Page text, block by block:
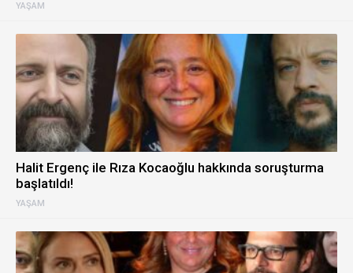
YAŞAM
YAŞAM
Halit Ergenç ile Rıza Kocaoğlu hakkında soruşturma
başlatıldı!